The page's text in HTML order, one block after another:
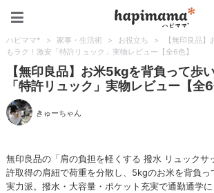
ハピママ* > 家事・生活術 > お役立ち >
【無印良品
もラク！激安「特許リュック」実物レビュー【全6色】
【無印良品】お米5kgを背負って歩
「特許リュック」実物レビュー【全6
きゅーちゃん
無印良品の「肩の負担を軽くする 撥水 リュックサ
許取得の肩紐で荷重を分散し、5kgのお米を背負っ
実力派。撥水・大容量・ポケット充実で通勤通学